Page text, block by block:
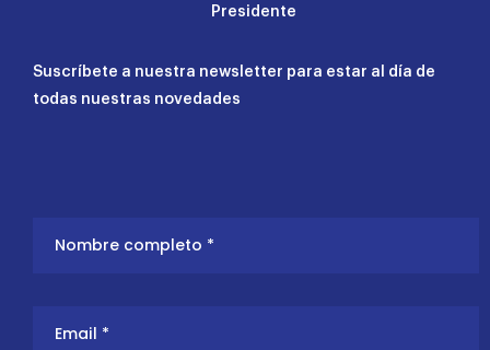
Presidente
Suscríbete a nuestra newsletter para estar al día de
todas nuestras novedades